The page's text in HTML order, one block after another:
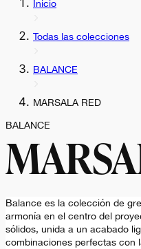
Inicio
Todas las colecciones
BALANCE
MARSALA RED
BALANCE
Balance es la colección de
armonía en el centro del
sólidos, unida a un acabado
combinaciones perfectas con